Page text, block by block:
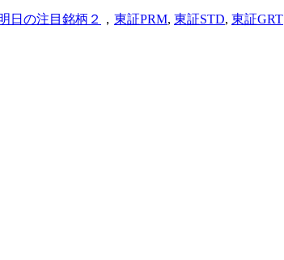
日の注目銘柄２ ， 東証PRM, 東証STD, 東証GRT